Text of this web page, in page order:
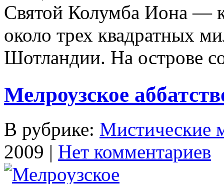
Святой Колумба Иона —
около трех квад­ратных
Шотландии. На остро­ве
Мелроузское
В рубрике: Мистические
2009 | Нет комментариев